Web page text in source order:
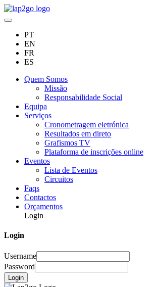
PT
EN
FR
ES
Quem Somos
Missão
Responsabilidade Social
Equipa
Serviços
Cronometragem eletrónica
Resultados em direto
Grafismos TV
Plataforma de inscrições online
Eventos
Lista de Eventos
Circuitos
Faqs
Contactos
Orçamentos
Login
Login
Username
Password
Login